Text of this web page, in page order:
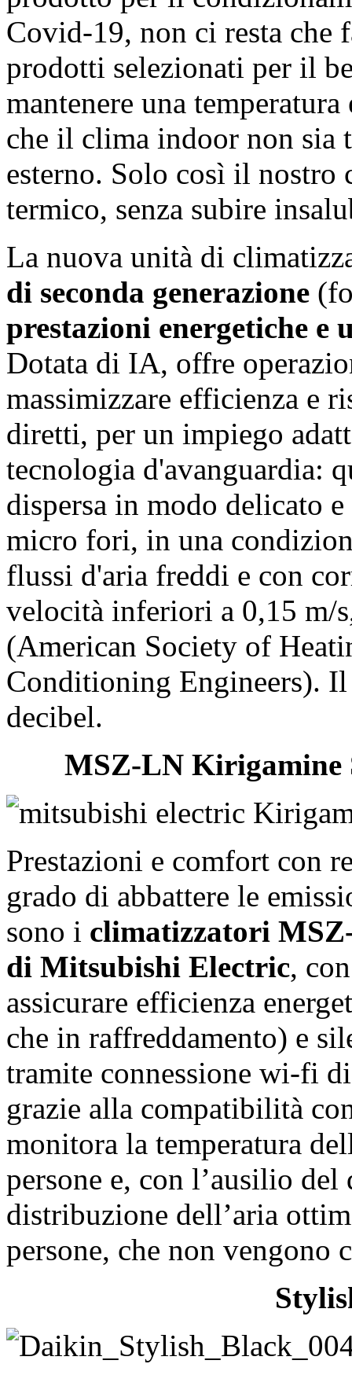
Covid-19, non ci resta che
prodotti selezionati per il
mantenere una
che il clima indoor non sia
esterno. Solo così il
termico, senza subire
La nuova unità di
di seconda generazione
prestazioni energetiche e
Dotata di IA, offre
massimizzare efficienza e
diretti, per un impiego
tecnologia d'avanguardia:
dispersa in modo delicato
micro fori, in una
flussi d'aria freddi e con
velocità inferiori a 0,15 m/
(American Society of
Conditioning Engineers).
decibel.
MSZ-LN Kirigamine
Prestazioni e comfort con
grado di abbattere le
sono i climatizzatori
di Mitsubishi Electric,
assicurare efficienza
che in raffreddamento) e
tramite connessione wi-fi
grazie alla compatibilità
monitora la temperatura
persone e, con l’ausilio
distribuzione dell’aria
persone, che non